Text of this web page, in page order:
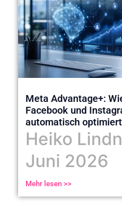
Meta Advantage+:
Facebook und
automatisch optimiert
Heiko
Juni 2026
Mehr lesen >>